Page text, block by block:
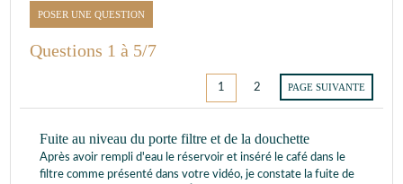
POSER UNE QUESTION
Questions 1 à 5/7
1 2 PAGE SUIVANTE
Fuite au niveau du porte filtre et de la douchette
Après avoir rempli d'eau le réservoir et inséré le café dans le
filtre comme présenté dans votre vidéo, je constate la fuite de